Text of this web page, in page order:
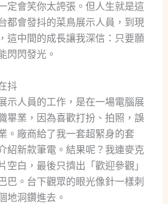
定會笑你太誇張。但人生就是這
都會發抖的菜鳥展示人員，到現
這中間的成長讓我深信：只要願
閃閃發光。
抖
示人員的工作，是在一場電腦展
畢業，因為喜歡打扮、拍照，誤
。廠商給了我一套超緊身的套
紹新款筆電。結果呢？我連麥克
空白，最後只擠出「歡迎參觀」
巴。台下觀眾的眼光像針一樣刺
地洞鑽進去。